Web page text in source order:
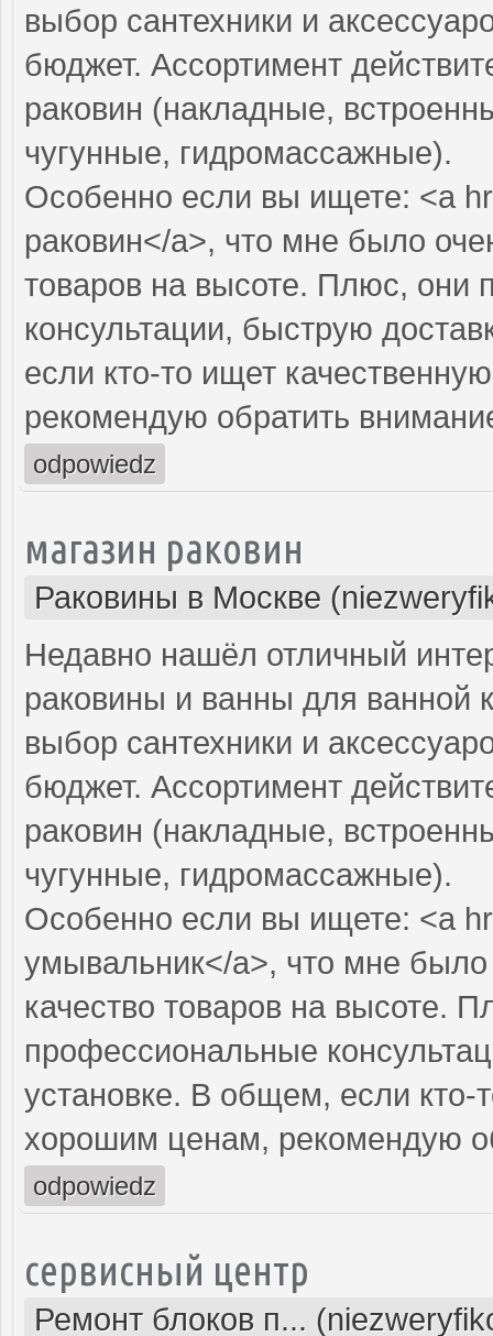
выбор сантехники и
бюджет. Ассортимент
раковин (накладные,
чугунные, гидромассажные).
Особенно если вы ищете: <a
раковин</a>, что мне было
товаров на высоте. Плюс, они
консультации, быструю
если кто-то ищет
рекомендую обратить
odpowiedz
магазин раковин
Раковины в Москве
Недавно нашёл отличный
раковины и ванны для ванной
выбор сантехники и
бюджет. Ассортимент
раковин (накладные,
чугунные, гидромассажные).
Особенно если вы ищете: <a
умывальник</a>, что мне
качество товаров на высоте.
профессиональные
установке. В общем, если кто-
хорошим ценам, рекомендую
odpowiedz
сервисный центр
Ремонт блоков п...